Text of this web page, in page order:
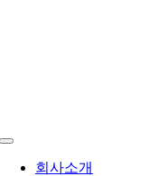
뛰
Toggle
Navigation회사소개